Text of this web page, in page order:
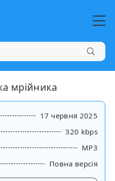
мрійника
17 червня 2025
320 kbps
MP3
Повна версія